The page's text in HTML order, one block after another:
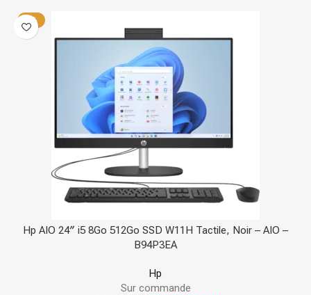
-6%
Hp AIO 24″ i5 8Go 512Go SSD W11H Tactile, Noir – AIO –
B94P3EA
Hp
Sur commande